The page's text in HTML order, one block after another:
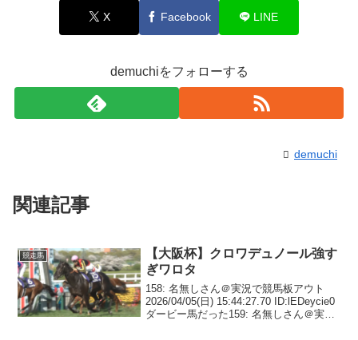
X Facebook LINE
demuchiをフォローする
demuchi
関連記事
競走馬
【大阪杯】クロワデュノール強す
ぎワロタ
158: 名無しさん＠実況で競馬板アウト
2026/04/05(日) 15:44:27.70 ID:lEDeycie0
ダービー馬だった159: 名無しさん＠実況